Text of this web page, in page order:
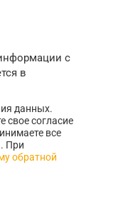
с
в
данных.
свое согласие
все
. При
обратной